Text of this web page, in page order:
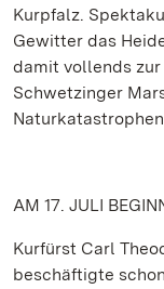
Kurpfalz.
Gewitter das
damit vollends zur
Schwetzinger
AM 17. JULI
Kurfürst Carl
beschäftigte